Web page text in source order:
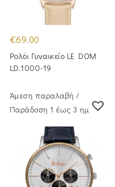
€69.00
Ρολόι Γυναικείο LE DOM
LD.1000-19
Άμεση παραλαβή /
Παράδoση 1 έως 3 ημέρες